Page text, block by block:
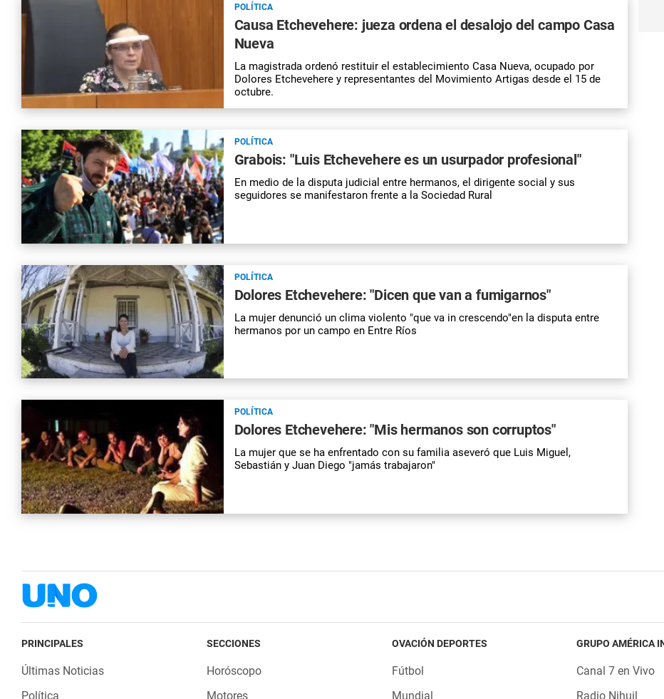
POLÍTICA
Causa Etchevehere: jueza ordena el desalojo del campo Casa
Nueva
La magistrada ordenó restituir el establecimiento Casa Nueva, ocupado por
Dolores Etchevehere y representantes del Movimiento Artigas desde el 15 de
octubre.
POLÍTICA
Grabois: "Luis Etchevehere es un usurpador profesional"
En medio de la disputa judicial entre hermanos, el dirigente social y sus
seguidores se manifestaron frente a la Sociedad Rural
POLÍTICA
Dolores Etchevehere: "Dicen que van a fumigarnos"
La mujer denunció un clima violento "que va in crescendo"en la disputa entre
hermanos por un campo en Entre Ríos
POLÍTICA
Dolores Etchevehere: "Mis hermanos son corruptos"
La mujer que se ha enfrentado con su familia aseveró que Luis Miguel,
Sebastián y Juan Diego "jamás trabajaron"
PRINCIPALES
Últimas Noticias
Política
SECCIONES
Horóscopo
Motores
OVACIÓN DEPORTES
Fútbol
Mundial
GRUPO AMÉRICA
Canal 7 en Vivo
Radio Nihuil